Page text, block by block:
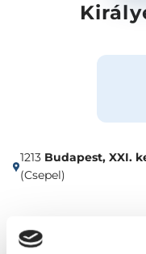
1213 Budapest, XXI.
(Csepel)